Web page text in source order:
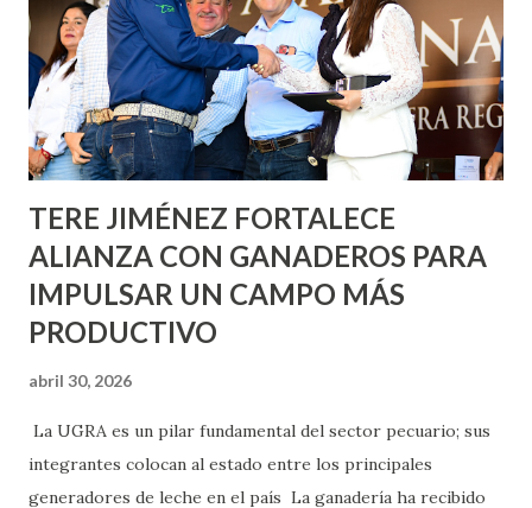
lo que se aplicará pintura en 66 casas. Posteriormente se
llevará este programa a Villas de Nuestra Señora de la
Asunción, Avenida Alameda y Decreto 27 de Septiembre, en
los edificios FOVISSSTE Ojo de Agua, en la comunidad
Norias de Paso Hondo y en los edificios de...
TERE JIMÉNEZ FORTALECE
ALIANZA CON GANADEROS PARA
IMPULSAR UN CAMPO MÁS
PRODUCTIVO
abril 30, 2026
La UGRA es un pilar fundamental del sector pecuario; sus
integrantes colocan al estado entre los principales
generadores de leche en el país La ganadería ha recibido